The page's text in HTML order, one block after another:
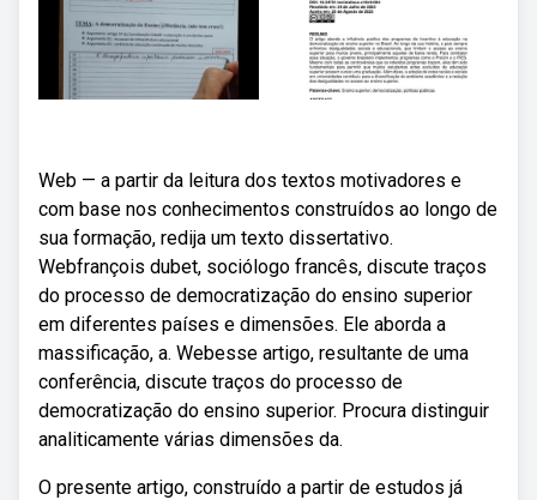
Web — a partir da leitura dos textos motivadores e
com base nos conhecimentos construídos ao longo de
sua formação, redija um texto dissertativo.
Webfrançois dubet, sociólogo francês, discute traços
do processo de democratização do ensino superior
em diferentes países e dimensões. Ele aborda a
massificação, a. Webesse artigo, resultante de uma
conferência, discute traços do processo de
democratização do ensino superior. Procura distinguir
analiticamente várias dimensões da.
O presente artigo, construído a partir de estudos já